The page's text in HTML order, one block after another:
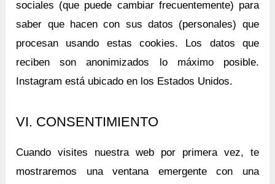
sociales (que puede cambiar frecuentemente) para
saber que hacen con sus datos (personales) que
procesan usando estas cookies. Los datos que
reciben son anonimizados lo máximo posible.
Instagram está ubicado en los Estados Unidos.
VI. CONSENTIMIENTO
Cuando visites nuestra web por primera vez, te
mostraremos una ventana emergente con una